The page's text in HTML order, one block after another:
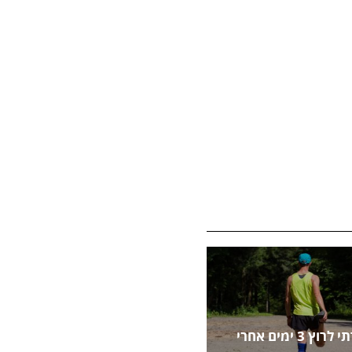
איך חזרתי לרוץ 3 ימים אחרי